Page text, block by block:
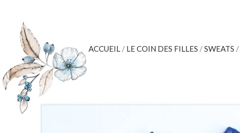
ACCUEIL/ LE COIN DES FILLES /SWEATS /